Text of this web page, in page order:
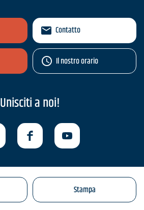
Contatto
Il nostro orario
Unisciti a noi!
Stampa